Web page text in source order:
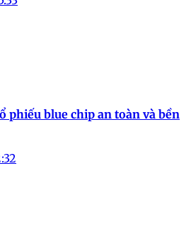
phiếu blue chip an toàn và bền